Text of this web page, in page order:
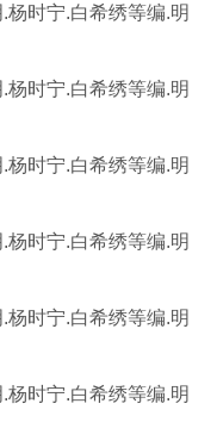
时宁.白希绣等编.明
时宁.白希绣等编.明
时宁.白希绣等编.明
时宁.白希绣等编.明
时宁.白希绣等编.明
时宁.白希绣等编.明